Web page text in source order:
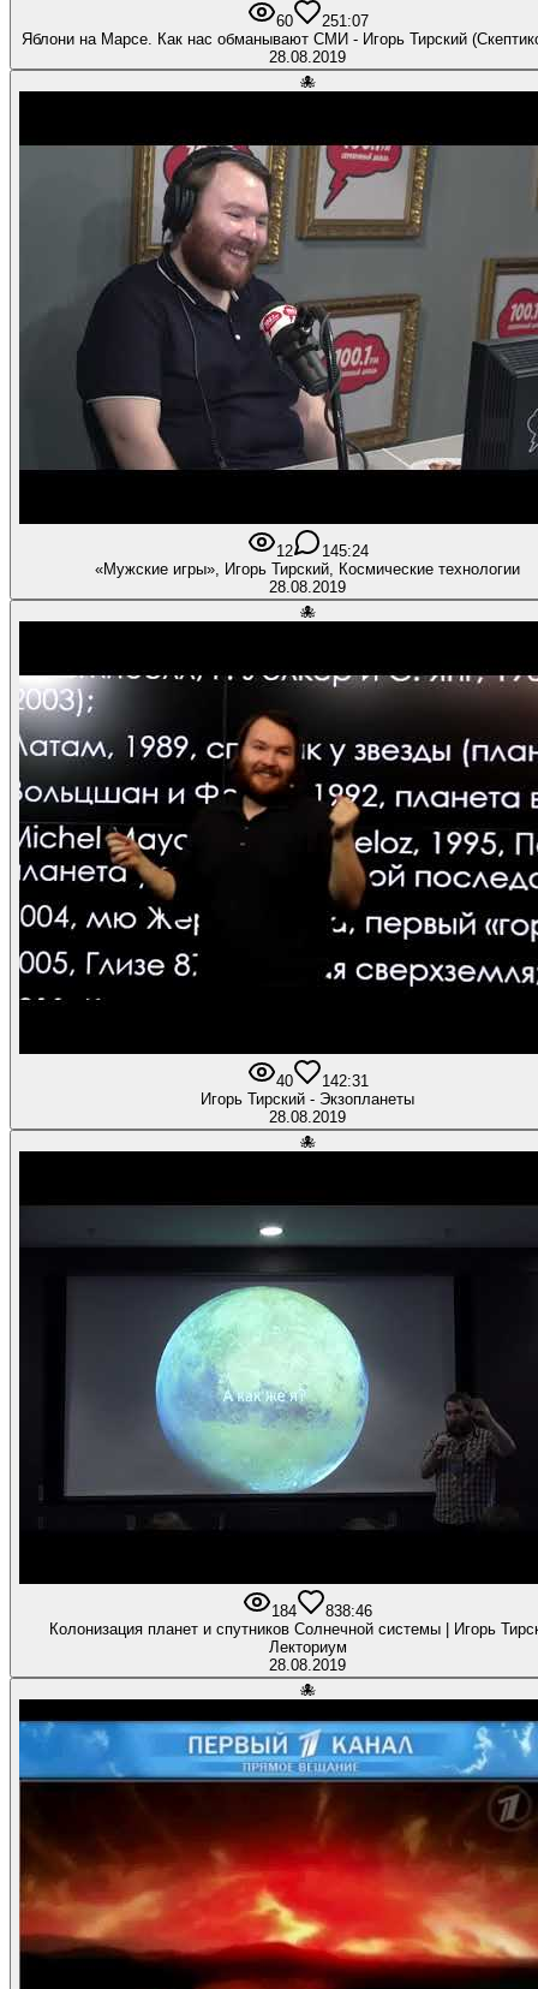
60 251:07
Яблони на Марсе. Как нас обманывают СМИ - Игорь Тирский
28.08.2019
🐙
12 145:24
«Мужские игры», Игорь Тирский, Космические технологии
28.08.2019
🐙
40 142:31
Игорь Тирский - Экзопланеты
28.08.2019
🐙
184 838:46
Колонизация планет и спутников Солнечной системы | Игорь
Лекториум
28.08.2019
🐙